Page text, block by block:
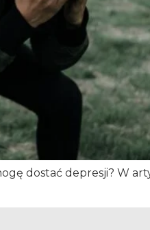
dostać depresji? W